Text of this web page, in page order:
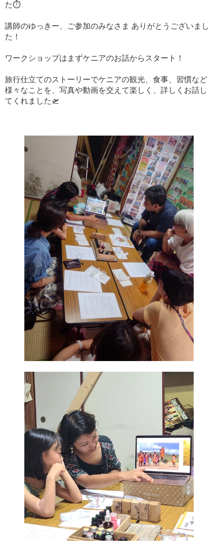
た⏱
講師のゆっきー、ご参加のみなさま ありがとうございまし
た！
ワークショップはまずケニアのお話からスタート！
旅行仕立てのストーリーでケニアの観光、食事、習慣など
様々なことを、写真や動画を交えて楽しく、詳しくお話し
てくれました🛫